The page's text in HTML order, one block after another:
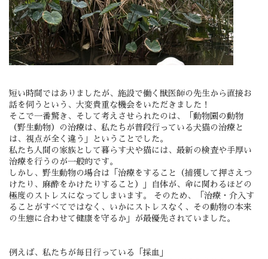
短い時間ではありましたが、施設で働く獣医師の先生から直接お
話を伺うという、大変貴重な機会をいただきました！
そこで一番驚き、そして考えさせられたのは、「動物園の動物
（野生動物）の治療は、私たちが普段行っている犬猫の治療と
は、視点が全く違う」ということでした。
私たち人間の家族として暮らす犬や猫には、最新の検査や手厚い
治療を行うのが一般的です。
しかし、野生動物の場合は「治療をすること（捕獲して押さえつ
けたり、麻酔をかけたりすること）」自体が、命に関わるほどの
極度のストレスになってしまいます。 そのため、「治療・介入す
ることがすべてではなく、いかにストレスなく、その動物の本来
の生態に合わせて健康を守るか」が最優先されていました。
例えば、私たちが毎日行っている「採血」